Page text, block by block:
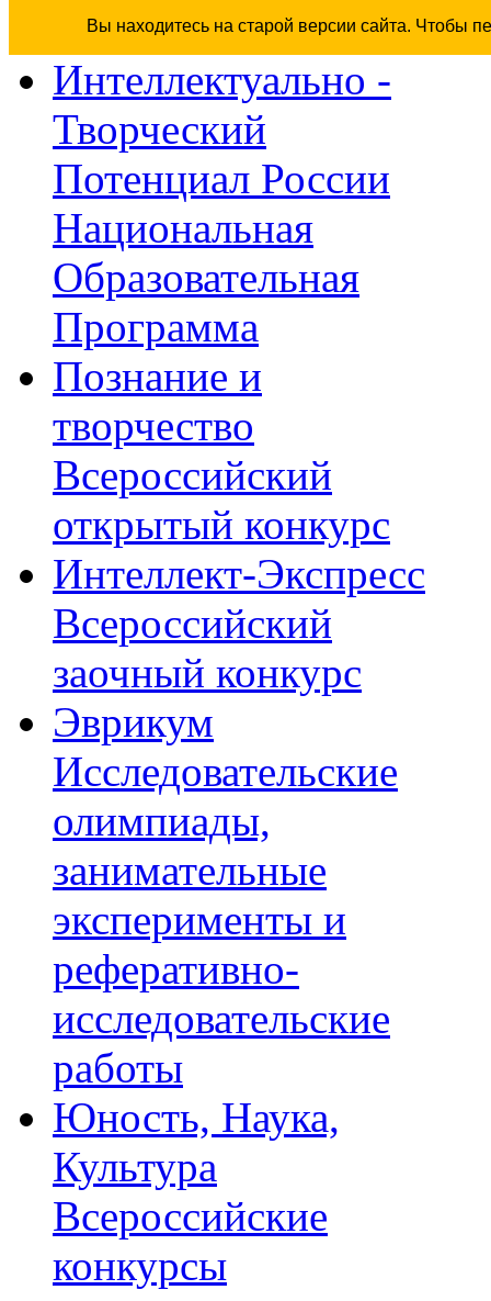
Вы находитесь на старой версии сайта. Чтобы
Интеллектуально -
Творческий
Потенциал России
Национальная
Образовательная
Программа
Познание и
творчество
Всероссийский
открытый конкурс
Интеллект-Экспресс
Всероссийский
заочный конкурс
Эврикум
Исследовательские
олимпиады,
занимательные
эксперименты и
реферативно-
исследовательские
работы
Юность, Наука,
Культура
Всероссийские
конкурсы